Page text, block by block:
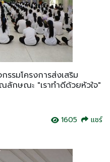
รมโครงการส่งเสริม
กษณะ "เราทำดีด้วยหัวใจ"
1605
แชร์